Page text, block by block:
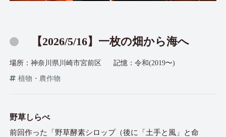
【2026/5/16】一枚の畑から海へ
場所：神奈川県川崎市宮前区 記憶：令和(2019〜)
植物・農作物
野草しらべ
前回作った「野草酵素シロップ（後に「土手と風」と命